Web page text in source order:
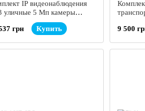
IP видеонаблюдения
уличные 5 Мп камеры
IP-7225W3-5MP
грн
Купить
9 500